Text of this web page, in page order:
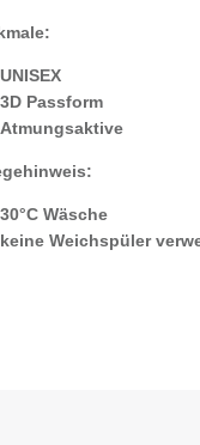
UNISEX
3D Passform
Atmungsaktive
30°C Wäsche
keine Weichspüler